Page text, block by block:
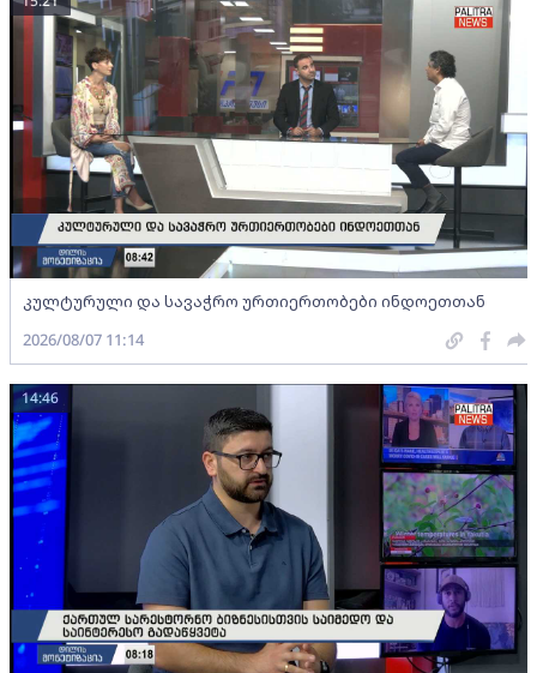
კულტურული და სავაჭრო ურთიერთობები ინდოეთთან
2026/08/07 11:14
14:46